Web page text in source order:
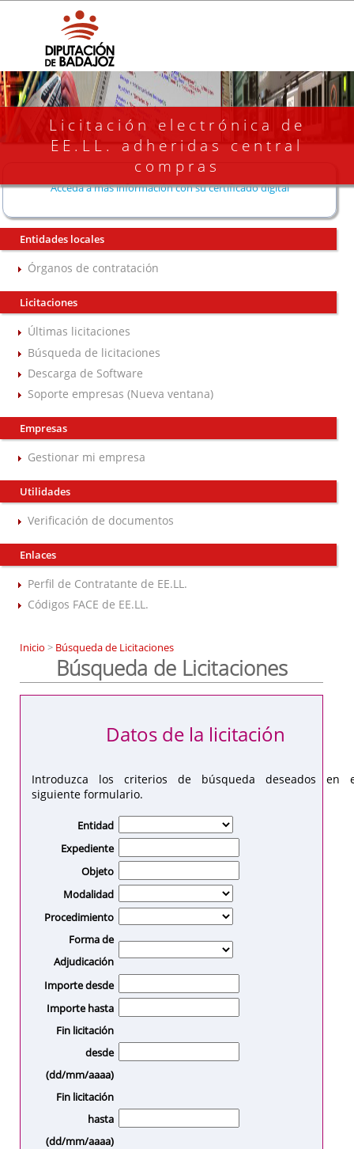
Licitación electrónica de
EE.LL. adheridas central
compras
Acceda a más información con su certificado digital
Entidades locales
Órganos de contratación
Licitaciones
Últimas licitaciones
Búsqueda de licitaciones
Descarga de Software
Soporte empresas (Nueva ventana)
Empresas
Gestionar mi empresa
Utilidades
Verificación de documentos
Enlaces
Perfil de Contratante de EE.LL.
Códigos FACE de EE.LL.
Inicio > Búsqueda de Licitaciones
Búsqueda de Licitaciones
Introduzca los criterios de búsqueda deseados en
siguiente formulario.
Datos de la licitación
Entidad
Expediente
Objeto
Modalidad
Procedimiento
Forma de
Adjudicación
Importe desde
Importe hasta
Fin licitación
desde
(dd/mm/aaaa)
Fin licitación
hasta
(dd/mm/aaaa)